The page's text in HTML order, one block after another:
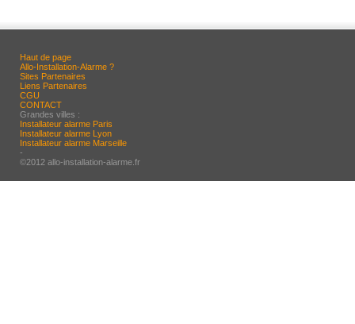
Haut de page
Allo-Installation-Alarme ?
Sites Partenaires
Liens Partenaires
CGU
CONTACT
Grandes villes :
Installateur alarme Paris
Installateur alarme Lyon
Installateur alarme Marseille
-
©2012 allo-installation-alarme.fr